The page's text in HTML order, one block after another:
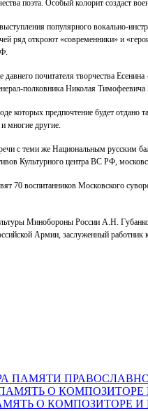
поэта. Особый колорит создаст
популярного вокально-
чей ряд откроют «современники» и
давнего почитателя творчества
полковника Николая
которых предпочтение будет отдано
многие другие.
с теми же Национальным русским
Культурного центра ВС РФ,
70 воспитанников Московского
Минобороны России А.Н.
Армии, заслуженный
ПАМЯТИ
О КОМПОЗИТОРЕ